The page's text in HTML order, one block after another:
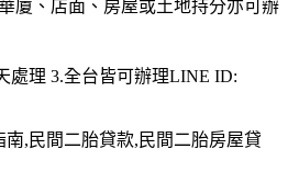
廈、店面、房屋或土地持分亦可辦
處理 3.全台皆可辦理LINE ID:
,民間二胎貸款,民間二胎房屋貸